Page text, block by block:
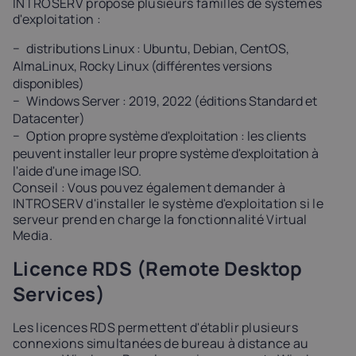
d'exploitation :
distributions Linux : Ubuntu, Debian, CentOS,
AlmaLinux, Rocky Linux (différentes versions
disponibles)
Windows Server : 2019, 2022 (éditions Standard et
Datacenter)
Option propre système d'exploitation : les clients
peuvent installer leur propre système d'exploitation à
l'aide d'une image ISO.
Conseil : Vous pouvez également demander à
INTROSERV d'installer le système d'exploitation si le
serveur prend en charge la fonctionnalité Virtual
Media.
Licence RDS (Remote Desktop
Services)
Les licences RDS permettent d'établir plusieurs
connexions simultanées de bureau à distance au